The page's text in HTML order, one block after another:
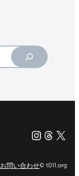
X（旧
お問い合わせ© t011.org